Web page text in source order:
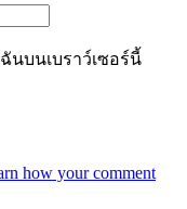
นบนเบราว์เซอร์นี้
how your comment